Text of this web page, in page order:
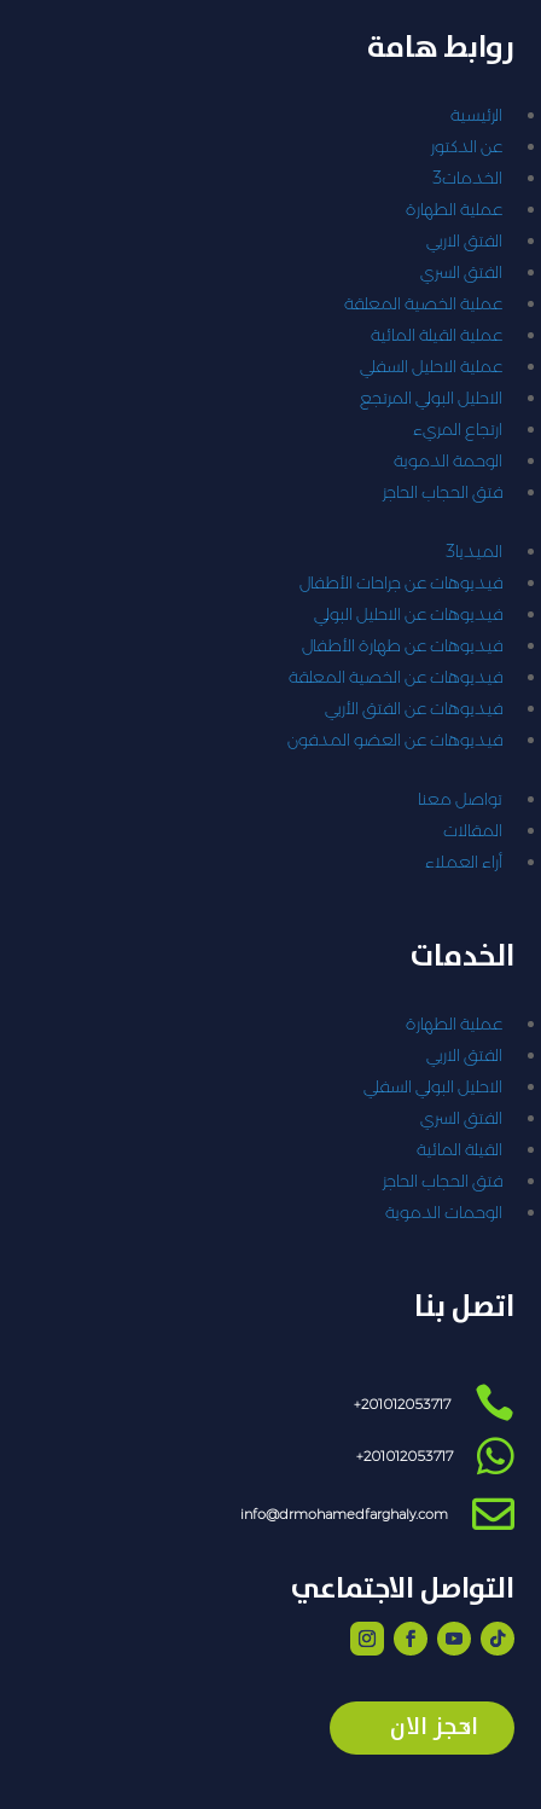
اتصل بنا

201012053717+

201012053717+

info@drmohamedfarghaly.com
التواصل الاجتماعي
احجز الان
الخدمات
عملية الطهارة
الفتق الاربي
الاحليل البولي السفلي
الفتق السري
القيلة المائية
فتق الحجاب الحاجز
الوحمات الدموية
روابط هامة
الرئيسية
عن الدكتور
الخدمات3
عملية الطهارة
الفتق الاربي
الفتق السري
عملية الخصية المعلقة
عملية القيلة المائية
عملية الاحليل السفلي
الاحليل البولي المرتجع
ارتجاع المريء
الوحمة الدموية
فتق الحجاب الحاجز
الميديا3
فيديوهات عن جراحات الأطفال
فيديوهات عن الاحليل البولي
فيديوهات عن طهارة الأطفال
فيديوهات عن الخصية المعلقة
فيديوهات عن الفتق الأربي
فيديوهات عن العضو المدفون
تواصل معنا
المقالات
أراء العملاء